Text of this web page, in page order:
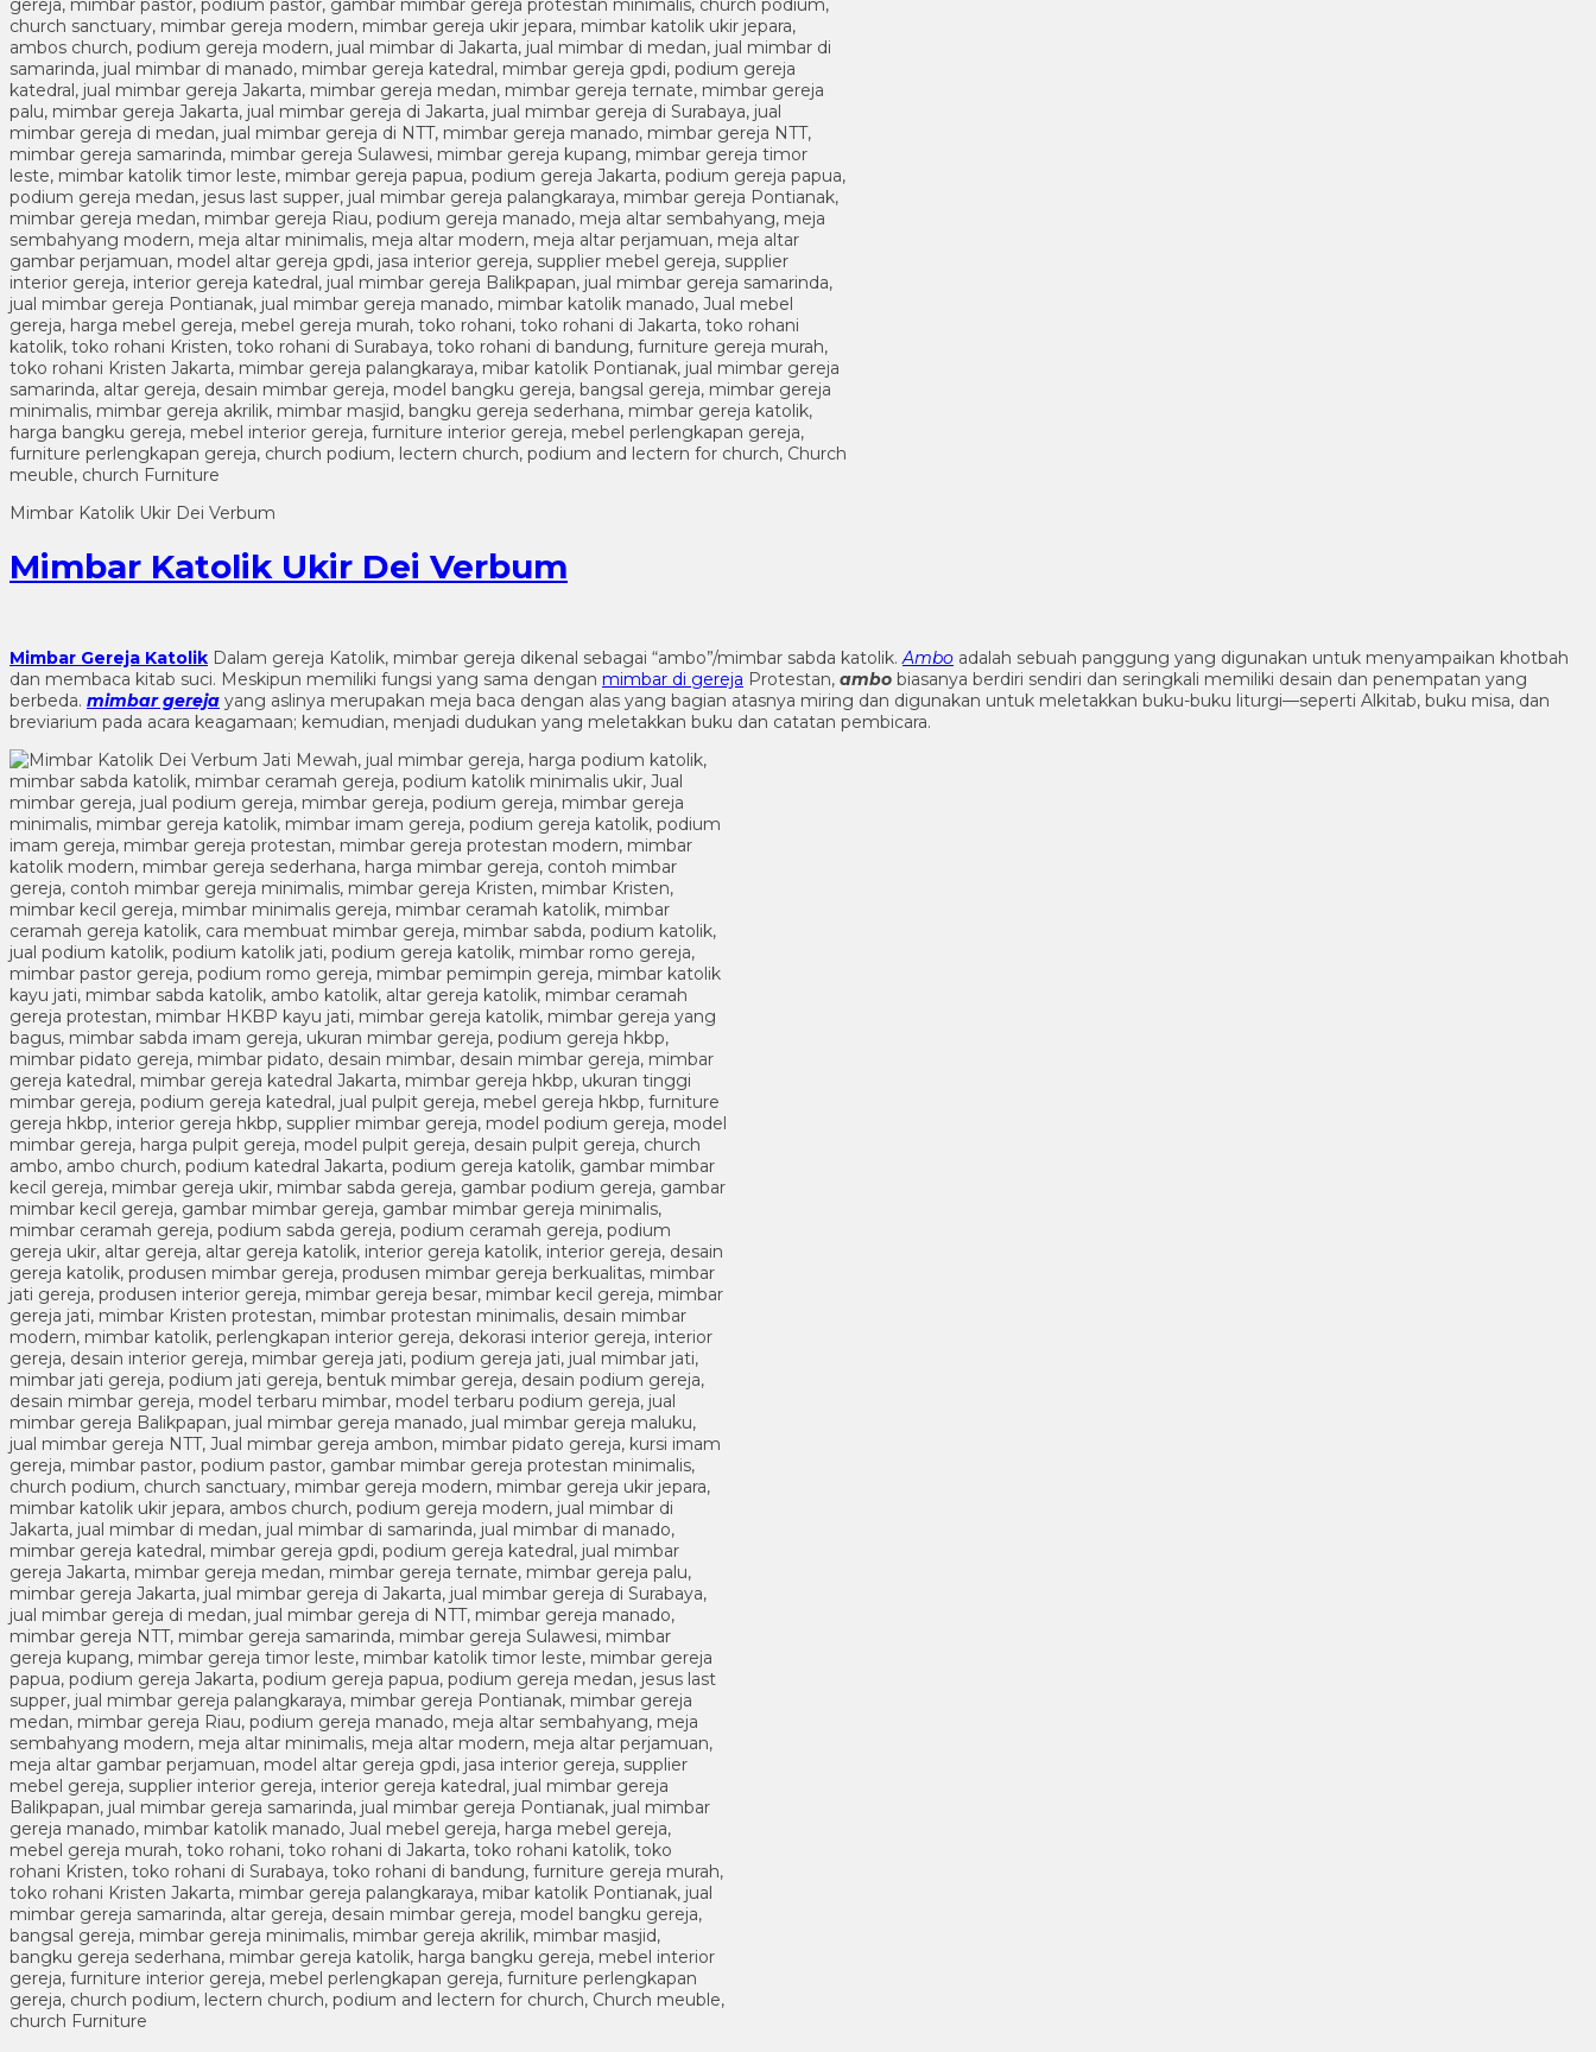
Mimbar Katolik Ukir Dei Verbum
Mimbar Katolik Ukir Dei Verbum
Mimbar Gereja Katolik Dalam gereja Katolik, mimbar gereja dikenal sebagai “ambo”/mimbar sabda katolik.Ambo adalah sebuah panggung yang digunakan untuk menyampaikan khotbah
dan membaca kitab suci. Meskipun memiliki fungsi yang sama dengan mimbar di gereja Protestan, ambo biasanya berdiri sendiri dan seringkali memiliki desain dan penempatan yang
berbeda. mimbar gereja yang aslinya merupakan meja baca dengan alas yang bagian atasnya miring dan digunakan untuk meletakkan buku-buku liturgi—seperti Alkitab, buku misa, dan
breviarium pada acara keagamaan; kemudian, menjadi dudukan yang meletakkan buku dan catatan pembicara.